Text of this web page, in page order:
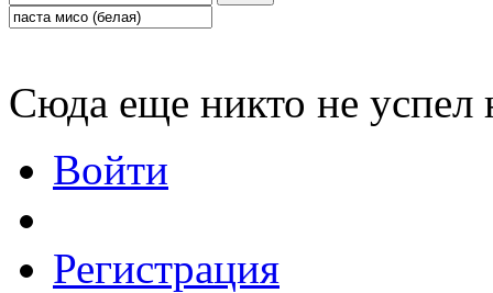
Сюда еще никто не успел
Войти
Регистрация